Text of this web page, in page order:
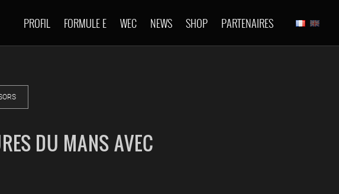
PROFIL FORMULE E WEC NEWS SHOP PARTENAIRES
DU MANS AVEC